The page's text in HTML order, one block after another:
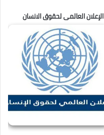
الإعلان العالمى لحقوق الانسان